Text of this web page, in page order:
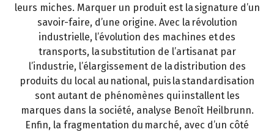
leurs miches. Marquer un produit est la signature d’un
savoir-faire, d’une origine. Avec la révolution
industrielle, l’évolution des machines et des
transports, la substitution de l’artisanat par
l’industrie, l’élargissement de la distribution des
produits du local au national, puis la standardisation
sont autant de phénomènes qui installent les
marques dans la société, analyse Benoît Heilbrunn.
Enfin, la fragmentation du marché, avec d’un côté